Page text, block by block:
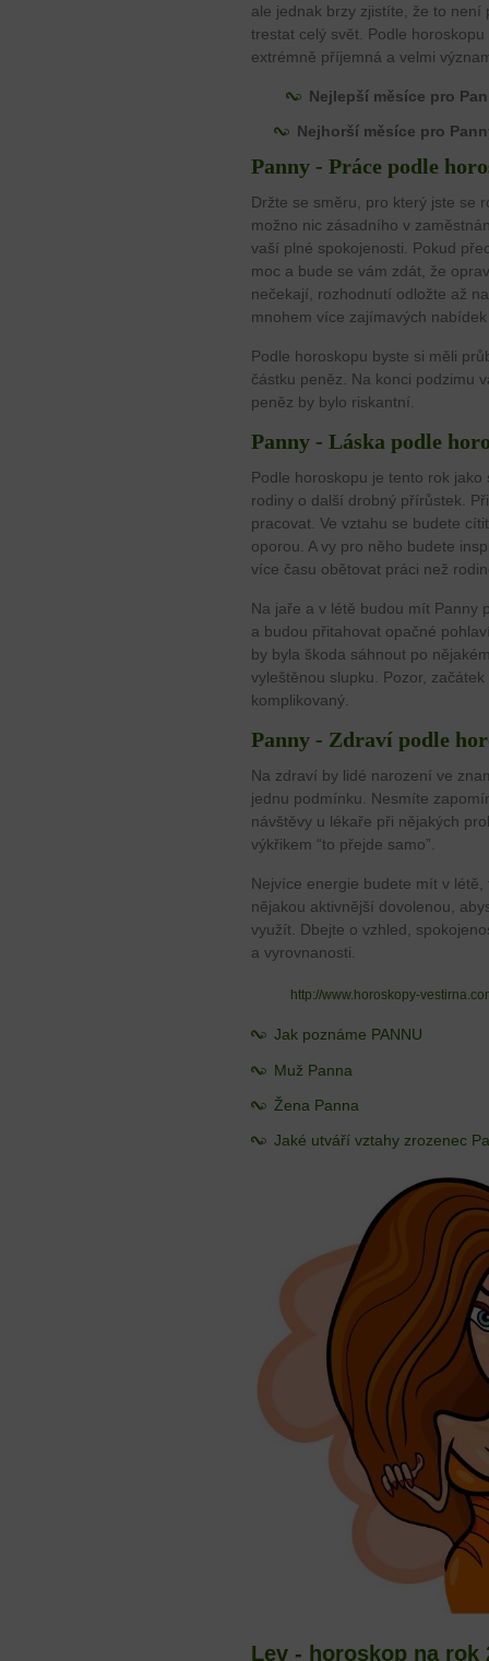
ale jednak brzy zjistíte, že to
trestat celý svět. Podle
extrémně příjemná a velmi
Nejlepší měsíce pro
Nejhorší měsíce pro
Panny - Práce podle
Držte se směru, pro který jste se
možno nic zásadního v
vaší plné spokojenosti. Pokud
moc a bude se vám zdát, že
nečekají, rozhodnutí odložte až
mnohem více zajímavých
Podle horoskopu byste si měli
částku peněz. Na konci podzimu
peněz by bylo riskantní.
Panny - Láska podle
Podle horoskopu je tento rok
rodiny o další drobný přírůstek.
pracovat. Ve vztahu se budete
oporou. A vy pro něho budete
více času obětovat práci než
Na jaře a v létě budou mít Panny
a budou přitahovat opačné
by byla škoda sáhnout po
vyleštěnou slupku. Pozor,
komplikovaný.
Panny - Zdraví podle
Na zdraví by lidé narození ve
jednu podmínku. Nesmíte
návštěvy u lékaře při nějakých
výkřikem “to přejde samo”.
Nejvíce energie budete mít v
nějakou aktivnější dovolenou,
využít. Dbejte o vzhled,
a vyrovnanosti.
http://www.horoskopy-
Jak poznáme PANNU
Muž Panna
Žena Panna
Jaké utváří vztahy zrozenec
Lev - horoskop na rok